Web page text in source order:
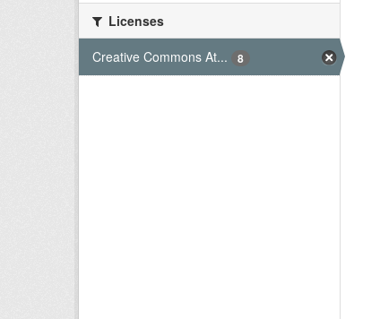
Licenses
Creative Commons At...
8